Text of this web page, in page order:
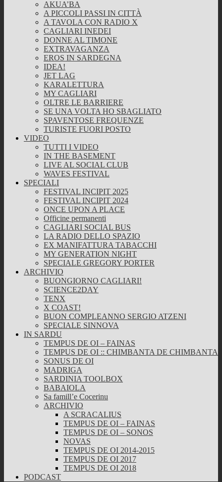
AKUA’BA
A PICCOLI PASSI IN CITTÀ
A TAVOLA CON RADIO X
CAGLIARI INEDEI
DONNE AL TIMONE
EXTRAVAGANZA
EROS IN SARDEGNA
IDEA!
JET LAG
KARALETTURA
MY CAGLIARI
OLTRE LE BARRIERE
SE UNA VOLTA HO SBAGLIATO
SPAVENTOSE FREQUENZE
TURISTE FUORI POSTO
VIDEO
TUTTI I VIDEO
IN THE BASEMENT
LIVE AL SOCIAL CLUB
WAVES FESTIVAL
SPECIALI
FESTIVAL INCIPIT 2025
FESTIVAL INCIPIT 2024
ONCE UPON A PLACE
Officine permanenti
CAGLIARI SOCIAL BUS
LA RADIO DELLO SPAZIO
EX MANIFATTURA TABACCHI
MY GENERATION NIGHT
SPECIALE GREGORY PORTER
ARCHIVIO
BUONGIORNO CAGLIARI!
SCIENCE2DAY
TENX
X COAST!
BUON COMPLEANNO SERGIO ATZENI
SPECIALE SINNOVA
IN SARDU
TEMPUS DE OI – FAINAS
TEMPUS DE OI :: CHIMBANTA DE CHIMBANTA
SONUS DE OI
MADRIGA
SARDINIA TOOLBOX
BABAIOLA
Sa famill’e Cocerinu
ARCHIVIO
A SCRACALIUS
TEMPUS DE OI – FAINAS
TEMPUS DE OI – SONOS
NOVAS
TEMPUS DE OI 2014-2015
TEMPUS DE OI 2017
TEMPUS DE OI 2018
PODCAST